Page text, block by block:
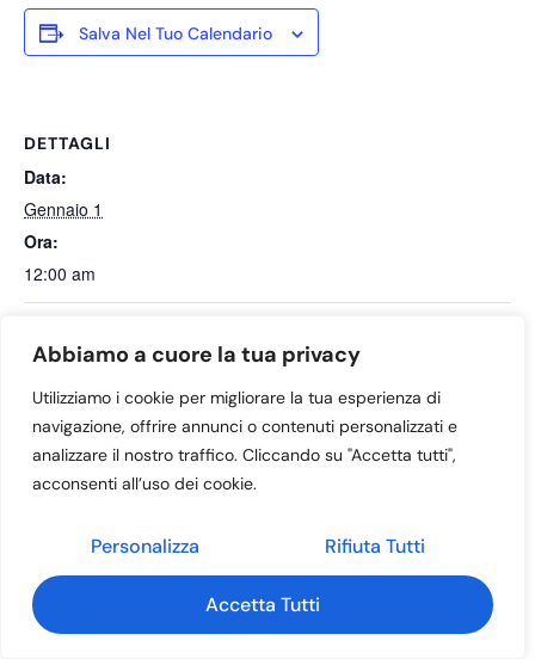
Abbiamo a cuore la tua privacy
Utilizziamo i cookie per migliorare la tua esperienza di
navigazione, offrire annunci o contenuti personalizzati e
analizzare il nostro traffico. Cliccando su "Accetta tutti",
acconsenti all’uso dei cookie.
Personalizza Rifiuta Tutti
Accetta Tutti
Salva Nel Tuo Calendario
DETTAGLI
Data:
Gennaio 1
Ora:
12:00 am
Home Contatti Gruppo Marciatori
Eventi
© 2026 - ProLoco Mussolente Casoni APS